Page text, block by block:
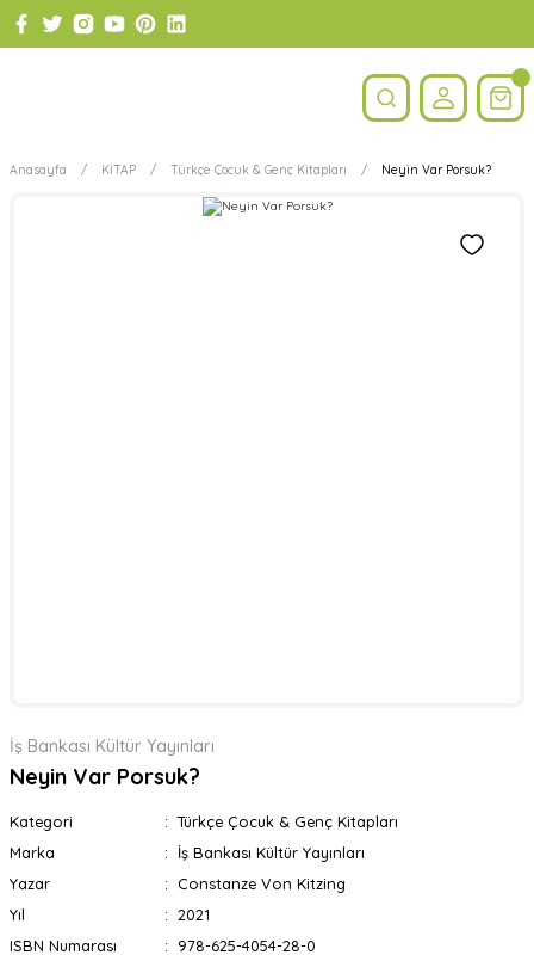
Anasayfa KİTAP Türkçe Çocuk & Genç Kitapları Neyin Var Porsuk?
İş Bankası Kültür Yayınları
Neyin Var Porsuk?
Kategori
Türkçe Çocuk & Genç Kitapları
Marka
İş Bankası Kültür Yayınları
Yazar
Constanze Von Kitzing
Yıl
2021
ISBN Numarası
978-625-4054-28-0